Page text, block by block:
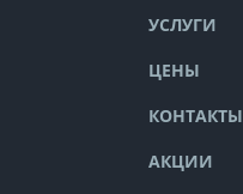
УСЛУГИ
ЦЕНЫ
КОНТАКТЫ
АКЦИИ